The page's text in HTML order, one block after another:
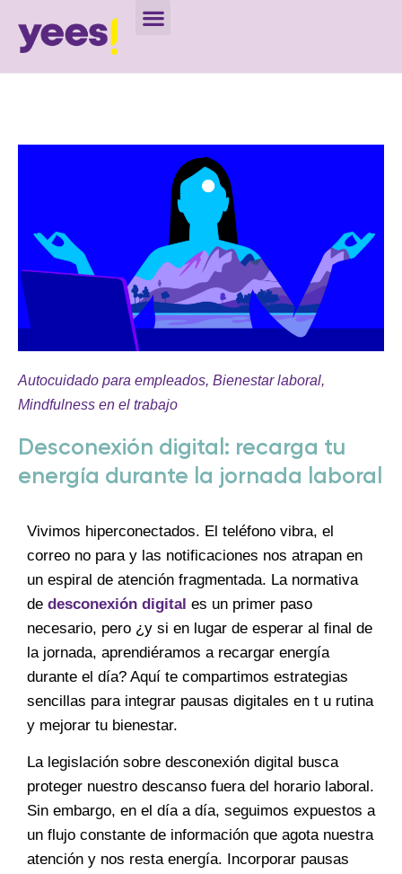
Autocuidado para empleados, Bienestar laboral,
Mindfulness en el trabajo
Desconexión digital: recarga tu
energía durante la jornada laboral
Vivimos hiperconectados. El teléfono vibra, el
correo no para y las notificaciones nos atrapan en
un espiral de atención fragmentada. La normativa
de desconexión digital es un primer paso
necesario, pero ¿y si en lugar de esperar al final de
la jornada, aprendiéramos a recargar energía
durante el día? Aquí te compartimos estrategias
sencillas para integrar pausas digitales en t u rutina
y mejorar tu bienestar.
La legislación sobre desconexión digital busca
proteger nuestro descanso fuera del horario laboral.
Sin embargo, en el día a día, seguimos expuestos a
un flujo constante de información que agota nuestra
atención y nos resta energía. Incorporar pausas